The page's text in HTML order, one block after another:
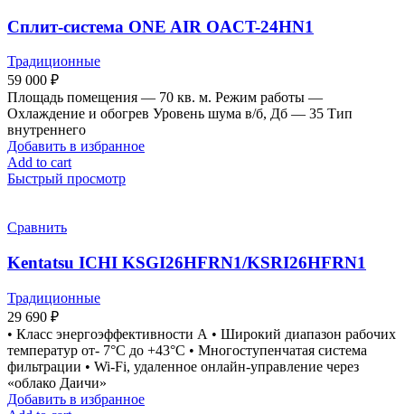
Сплит-система ONE AIR OACT-24HN1
Традиционные
59 000 ₽
Площадь помещения — 70 кв. м. Режим работы —
Охлаждение и обогрев Уровень шума в/б, Дб — 35 Тип
внутреннего
Добавить в избранное
Add to cart
Быстрый просмотр
Сравнить
Kentatsu ICHI KSGI26HFRN1/KSRI26HFRN1
Традиционные
29 690 ₽
• Класс энергоэффективности А • Широкий диапазон рабочих
температур от- 7°С до +43°С • Многоступенчатая система
фильтрации • Wi-Fi, удаленное онлайн-управление через
«облако Даичи»
Добавить в избранное